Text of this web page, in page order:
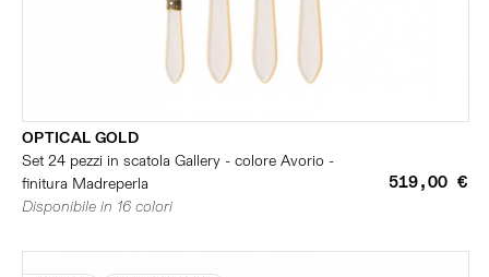
OPTICAL GOLD
Set 24 pezzi in scatola Gallery - colore Avorio -
finitura Madreperla
519,00 €
Disponibile in 16 colori